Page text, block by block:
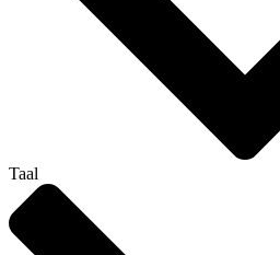
Taal